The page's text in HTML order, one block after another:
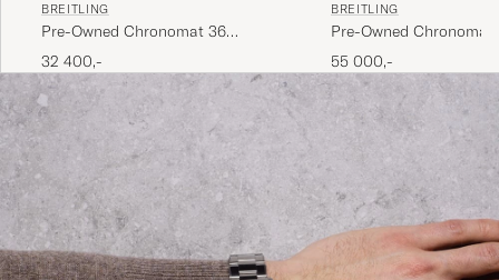
BREITLING
Pre-Owned Chronomat 36
Diamant
32 400,-
BREITLING
Pre-Owned Chronomat
55 000,-